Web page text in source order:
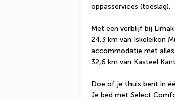
oppasservices (toeslag).
Met een verblijf bij
24,3 km van İskeleikon
accommodatie met
32,6 km van Kasteel
Doe of je thuis bent in
Je bed met Select